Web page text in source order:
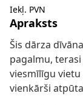
Iekļ. PVN
Apraksts
Šis dārza
pagalmu,
viesmīlīgu
vienkārši